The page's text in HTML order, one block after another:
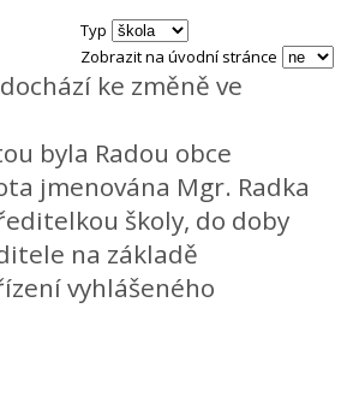
Typ
Zobrazit na úvodní stránce
ke změně ve
byla Radou obce
jmenována Mgr. Radka
školy, do doby
na základě
vyhlášeného